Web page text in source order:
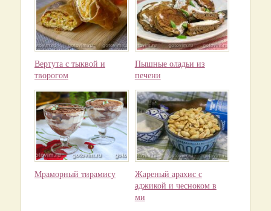
Вертута с тыквой и
творогом
Пышные оладьи из
печени
Мраморный тирамису
Жареный арахис с
аджикой и чесноком в
ми